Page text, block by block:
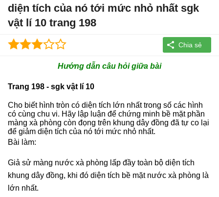
diện tích của nó tới mức nhỏ nhất sgk
vật lí 10 trang 198
Hướng dẫn câu hỏi giữa bài
Trang 198 - sgk vật lí 10
Cho biết hình tròn có diện tích lớn nhất trong số các hình
có cùng chu vi. Hãy lập luận để chứng minh bề mặt phần
màng xà phòng còn đọng trên khung dây đồng đã tự co lại
để giảm diện tích của nó tới mức nhỏ nhất.
Bài làm:
Giả sử màng nước xà phòng lấp đầy toàn bộ diện tích
khung dây đồng, khi đó diện tích bề mặt nước xà phòng là
lớn nhất.